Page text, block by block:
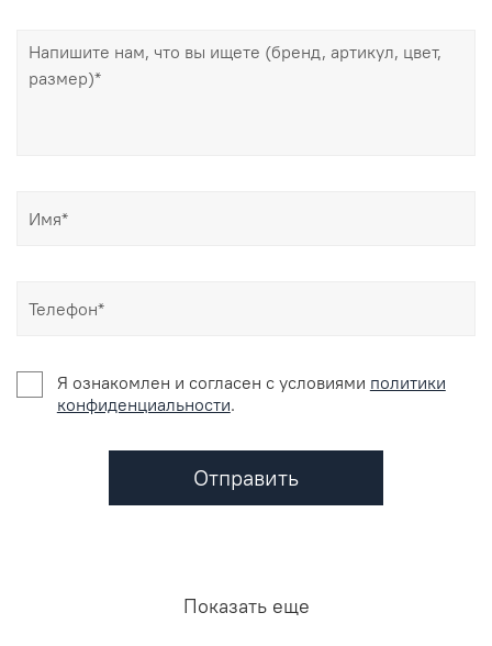
Я ознакомлен и согласен c условиями политики
конфиденциальности.
Отправить
Показать еще